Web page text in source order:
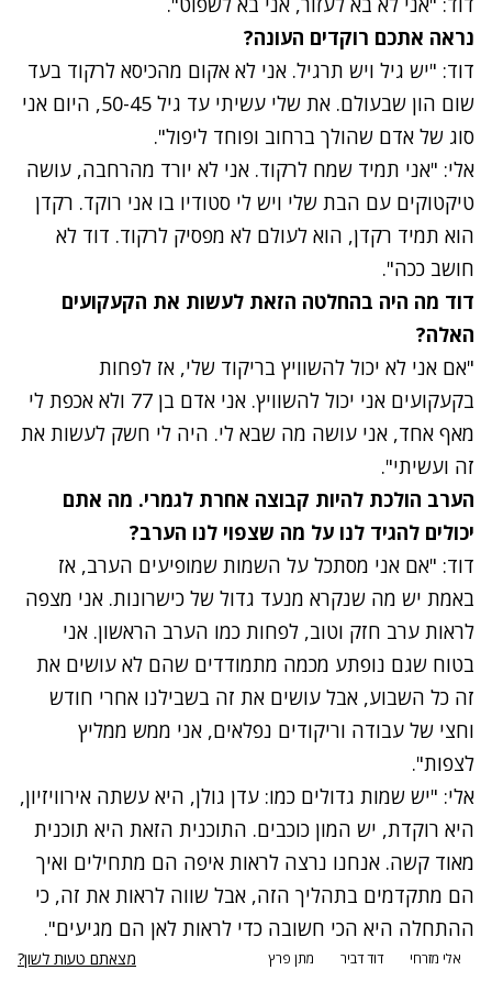
נתקלנו בבעיה
נסה שוב
נראה אתכם רוקדים העונה?
דוד: "יש גיל ויש תרגיל. אני לא אקום מהכיסא לרקוד בעד
שום הון שבעולם. את שלי עשיתי עד גיל 50-45, היום אני
סוג של אדם שהולך ברחוב ופוחד ליפול".
אלי: "אני תמיד שמח לרקוד. אני לא יורד מהרחבה, עושה
טיקטוקים עם הבת שלי ויש לי סטודיו בו אני רוקד. רקדן
הוא תמיד רקדן, הוא לעולם לא מפסיק לרקוד. דוד לא
חושב ככה".
דוד מה היה בהחלטה הזאת לעשות את הקעקועים
האלה?
"אם אני לא יכול להשוויץ בריקוד שלי, אז לפחות
בקעקועים אני יכול להשוויץ. אני אדם בן 77 ולא אכפת לי
מאף אחד, אני עושה מה שבא לי. היה לי חשק לעשות את
זה ועשיתי".
הערב הולכת להיות קבוצה אחרת לגמרי. מה אתם
יכולים להגיד לנו על מה שצפוי לנו הערב?
דוד: "אם אני מסתכל על השמות שמופיעים הערב, אז
באמת יש מה שנקרא מנעד גדול של כישרונות. אני מצפה
לראות ערב חזק וטוב, לפחות כמו הערב הראשון. אני
בטוח שגם נופתע מכמה מתמודדים שהם לא עושים את
זה כל השבוע, אבל עושים את זה בשבילנו אחרי חודש
וחצי של עבודה וריקודים נפלאים, אני ממש ממליץ
לצפות".
אלי: "יש שמות גדולים כמו: עדן גולן, היא עשתה אירוויזיון,
היא רוקדת, יש המון כוכבים. התוכנית הזאת היא תוכנית
מאוד קשה. אנחנו נרצה לראות איפה הם מתחילים ואיך
הם מתקדמים בתהליך הזה, אבל שווה לראות את זה, כי
ההתחלה היא הכי חשובה כדי לראות לאן הם מגיעים".
אלי מזרחי דוד דביר מתן פרץ מצאתם טעות לשון?